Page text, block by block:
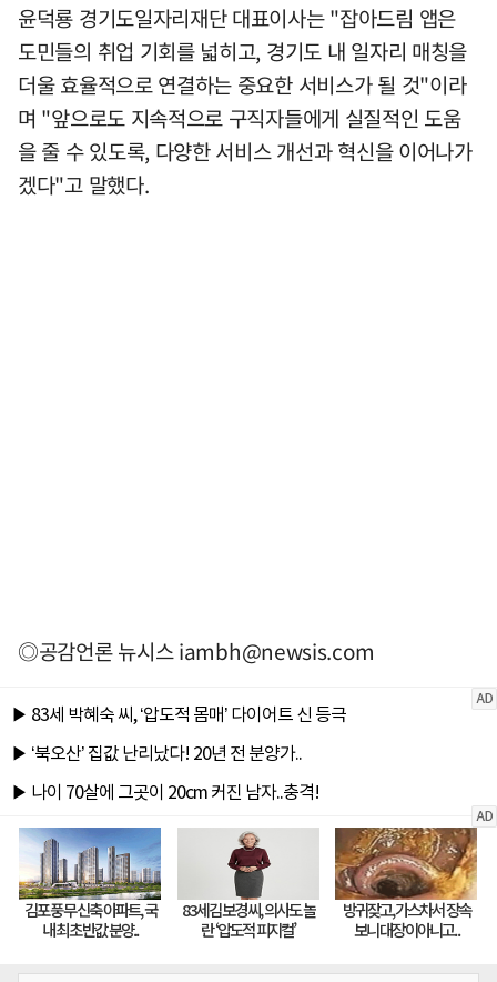
윤덕룡 경기도일자리재단 대표이사는 "잡아드림 앱은
도민들의 취업 기회를 넓히고, 경기도 내 일자리 매칭을
더울 효율적으로 연결하는 중요한 서비스가 될 것"이라
며 "앞으로도 지속적으로 구직자들에게 실질적인 도움
을 줄 수 있도록, 다양한 서비스 개선과 혁신을 이어나가
겠다"고 말했다.
◎공감언론 뉴시스iambh@newsis.com